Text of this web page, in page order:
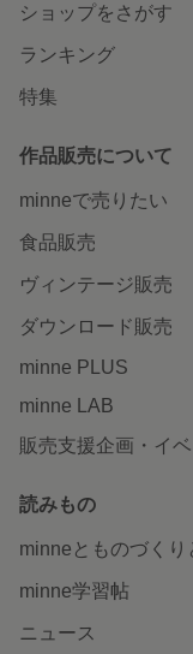
ショップをさがす
ランキング
特集
作品販売について
minneで売りたい
食品販売
ヴィンテージ販売
ダウンロード販売
minne PLUS
minne LAB
販売支援企画・イベ
読みもの
minneとものづくり
minne学習帖
ニュース